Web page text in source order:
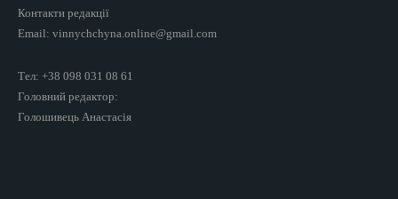
Контакти редакції
Email: vinnychchyna.online@gmail.com
Тел: +38 098 031 08 61
Головний редактор:
Голошивець Анастасія